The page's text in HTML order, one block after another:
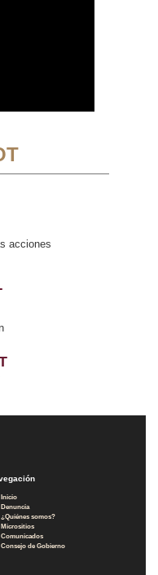
acciones
Inicio
Denuncia
¿Quiénes somos?
Micrositios
Comunicados
Consejo de Gobierno